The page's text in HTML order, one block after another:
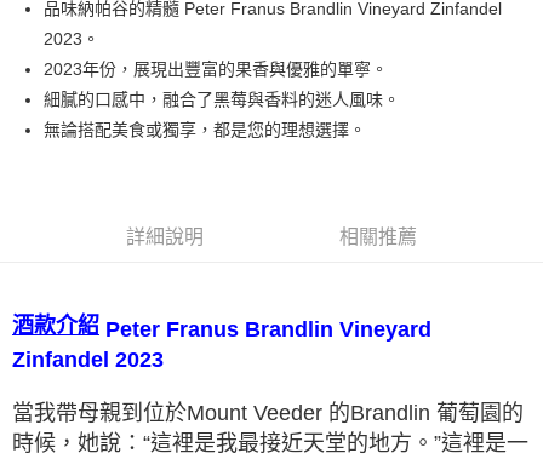
品味納帕谷的精髓 Peter Franus Brandlin Vineyard Zinfandel
2023。
2023年份，展現出豐富的果香與優雅的單寧。
細膩的口感中，融合了黑莓與香料的迷人風味。
無論搭配美食或獨享，都是您的理想選擇。
詳細說明 相關推薦
酒款介紹 Peter Franus Brandlin Vineyard
Zinfandel 2023
當我帶⺟親到位於Mount Veeder 的Brandlin 葡萄園的
時候，她說：“這裡是我最接近天堂的地方。”這裡是⼀